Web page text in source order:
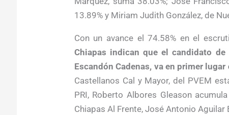
13.89% y Miriam Judith González, de
Con un avance el 74.58% en el
Chiapas indican que el candidato
Escandón Cadenas, va en primer lugar
Castellanos Cal y Mayor, del PVEM
PRI, Roberto Albores Gleason
Chiapas Al Frente, José Antonio Aguilar